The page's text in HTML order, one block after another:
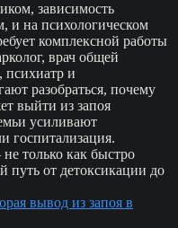
зависимость
и на психологическом
комплексной работы
врач общей
психиатр и
разобраться, почему
выйти из запоя
усиливают
госпитализация.
только как быстро
путь от детоксикации до
вывод из запоя в